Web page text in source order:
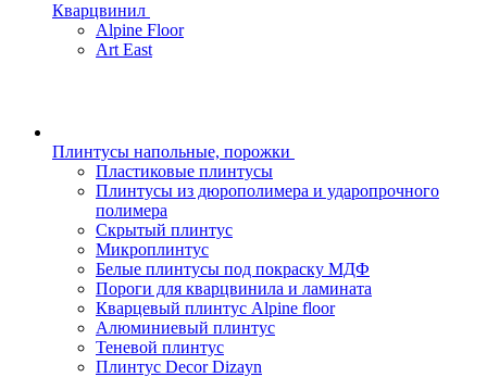
Кварцвинил
Alpine Floor
Art East
Плинтусы напольные, порожки
Пластиковые плинтусы
Плинтусы из дюрополимера и ударопрочного
полимера
Скрытый плинтус
Микроплинтус
Белые плинтусы под покраску МДФ
Пороги для кварцвинила и ламината
Кварцевый плинтус Alpine floor
Алюминиевый плинтус
Теневой плинтус
Плинтус Decor Dizayn